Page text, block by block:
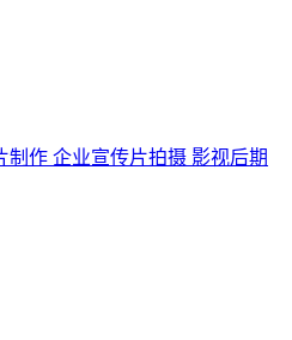
制作 企业宣传片拍摄 影视后期